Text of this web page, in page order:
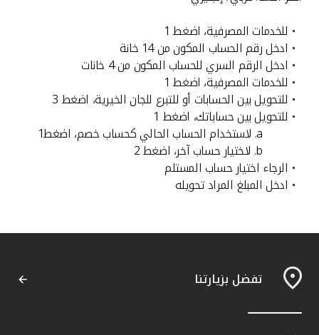
القنوات المصرفية
أدوات وخدمات
خدمات ما بعد البيع
اتصل بنا
ألمانيا
ماليزيا
تركيا
• للخدمات المصرفية، اضغط 1
• ادخل رقم الحساب المكون من 14 خانة
• ادخل الرقم السري للحساب المكون من 4 خانات
• للخدمات المصرفية، اضغط 1
• للتحويل بين الحسابات أو للتبرع للجان الخيرية، اضغط 3
• للتحويل بين حساباتك، اضغط 1
• الرجاء اختيار حساب المستلم
• ادخل المبلغ المراد تحويله
تفضل بزيارتنا